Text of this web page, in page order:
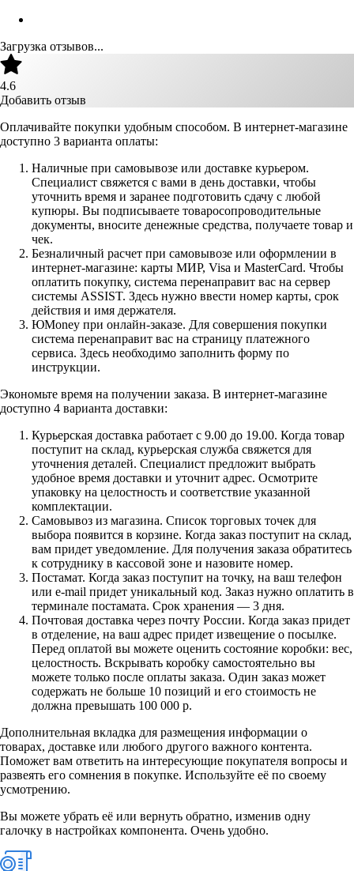
Загрузка отзывов...
4.6
Добавить отзыв
Оплачивайте покупки удобным способом. В интернет-магазине
доступно 3 варианта оплаты:
Наличные при самовывозе или доставке курьером.
Специалист свяжется с вами в день доставки, чтобы
уточнить время и заранее подготовить сдачу с любой
купюры. Вы подписываете товаросопроводительные
документы, вносите денежные средства, получаете товар и
чек.
Безналичный расчет при самовывозе или оформлении в
интернет-магазине: карты МИР, Visa и MasterCard. Чтобы
оплатить покупку, система перенаправит вас на сервер
системы ASSIST. Здесь нужно ввести номер карты, срок
действия и имя держателя.
ЮMoney при онлайн-заказе. Для совершения покупки
система перенаправит вас на страницу платежного
сервиса. Здесь необходимо заполнить форму по
инструкции.
Экономьте время на получении заказа. В интернет-магазине
доступно 4 варианта доставки:
Курьерская доставка работает с 9.00 до 19.00. Когда товар
поступит на склад, курьерская служба свяжется для
уточнения деталей. Специалист предложит выбрать
удобное время доставки и уточнит адрес. Осмотрите
упаковку на целостность и соответствие указанной
комплектации.
Самовывоз из магазина. Список торговых точек для
выбора появится в корзине. Когда заказ поступит на склад,
вам придет уведомление. Для получения заказа обратитесь
к сотруднику в кассовой зоне и назовите номер.
Постамат. Когда заказ поступит на точку, на ваш телефон
или e-mail придет уникальный код. Заказ нужно оплатить в
терминале постамата. Срок хранения — 3 дня.
Почтовая доставка через почту России. Когда заказ придет
в отделение, на ваш адрес придет извещение о посылке.
Перед оплатой вы можете оценить состояние коробки: вес,
целостность. Вскрывать коробку самостоятельно вы
можете только после оплаты заказа. Один заказ может
содержать не больше 10 позиций и его стоимость не
должна превышать 100 000 р.
Дополнительная вкладка для размещения информации о
товарах, доставке или любого другого важного контента.
Поможет вам ответить на интересующие покупателя вопросы и
развеять его сомнения в покупке. Используйте её по своему
усмотрению.
Вы можете убрать её или вернуть обратно, изменив одну
галочку в настройках компонента. Очень удобно.